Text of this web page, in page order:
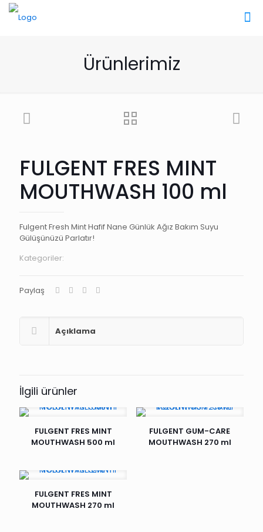
Ürünlerimiz
FULGENT FRES MINT
MOUTHWASH 100 ml
Fulgent Fresh Mint Hafif Nane Günlük Ağız Bakım Suyu
Gülüşünüzü Parlatır!
Kategoriler:
Paylaş
Açıklama
İlgili ürünler
FULGENT FRES MINT
MOUTHWASH 500 ml
FULGENT GUM-CARE
MOUTHWASH 270 ml
FULGENT FRES MINT
MOUTHWASH 270 ml